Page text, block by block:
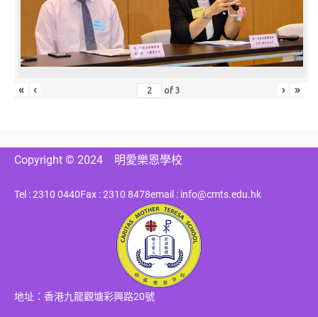
« ‹ of3 › »
Copyright © 2024 明愛樂恩學校
Tel : 2310 0440Fax : 2310 8478email : info@cmts.edu.hk
地址：香港九龍觀塘彩興路20號